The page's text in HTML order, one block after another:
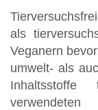
als
Veganern
umwelt- als
verwendeten